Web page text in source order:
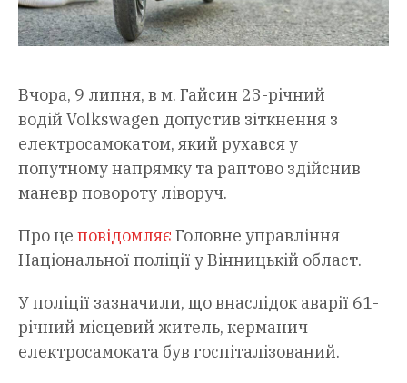
Вчора, 9 липня, в м. Гайсин 23-річний
водій Volkswagen допустив зіткнення з
електросамокатом, який рухався у
попутному напрямку та раптово здійснив
маневр повороту ліворуч.
Про це повідомляє Головне управління
Національної поліції у Вінницькій област.
У поліції зазначили, що внаслідок аварії 61-
річний місцевий житель, керманич
електросамоката був госпіталізований.